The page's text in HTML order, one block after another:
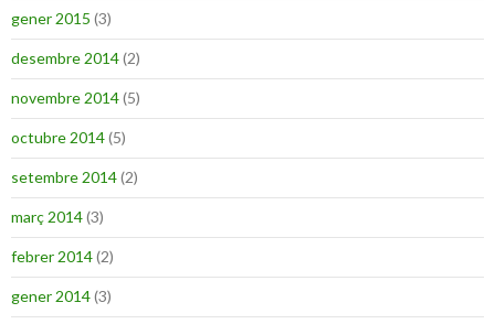
gener 2015 (3)
desembre 2014(2)
novembre 2014(5)
octubre 2014(5)
setembre 2014(2)
març 2014(3)
febrer 2014(2)
gener 2014(3)